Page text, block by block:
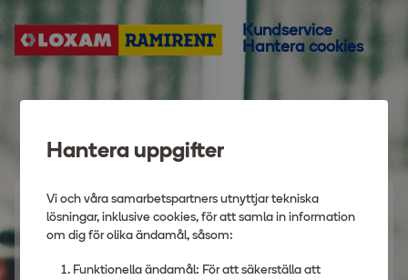
Kundservice
Hantera cookies
Logga in
Användarnamn
Hantera uppgifter
Vi och våra samarbetspartners utnyttjar tekniska
lösningar, inklusive cookies, för att samla in information
om dig för olika ändamål, såsom:
Funktionella ändamål: För att säkerställa att